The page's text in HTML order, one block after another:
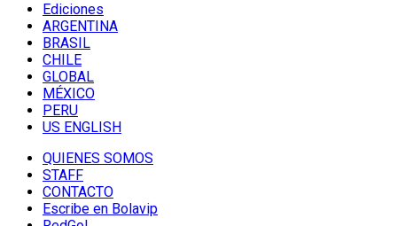
Ediciones
ARGENTINA
BRASIL
CHILE
GLOBAL
MÉXICO
PERU
US ENGLISH
QUIENES SOMOS
STAFF
CONTACTO
Escribe en Bolavip